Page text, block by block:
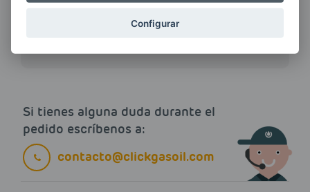
Quiero recibir las últimas novedades de AVIA
ENERGIAS por cualquier medio, incluido
Si tienes alguna duda durante el
pedido escríbenos a:
contacto@clickgasoil.com
Configurar